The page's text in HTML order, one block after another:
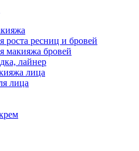
роста ресниц и бровей
макияжа бровей
лайнер
лица
лица